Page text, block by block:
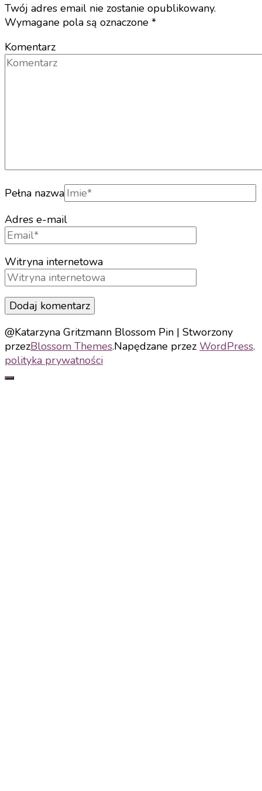
Twój adres email nie zostanie opublikowany.
Wymagane pola są oznaczone *
Komentarz
Pełna nazwa
Adres e-mail
Witryna internetowa
@Katarzyna Gritzmann Blossom Pin | Stworzony
przezBlossom Themes.Napędzane przez WordPress.
polityka prywatności